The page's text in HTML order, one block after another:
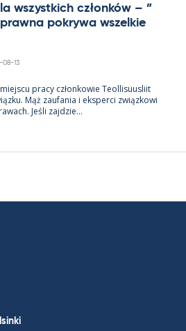
wszyst­kich członków – ”
pok­rywa wszel­kie
08-13
pracy człon­kowie Teol­li­suus­liit
Mąż zau­fa­nia i eks­perci związ­kowi
Jeśli zajdzie...